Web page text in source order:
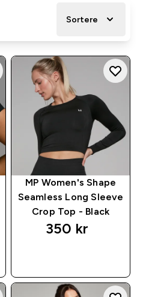
Sortere
MP Women's Shape
Seamless Long Sleeve
Crop Top - Black
350 kr‎